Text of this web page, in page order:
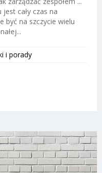
cały czas na
być na szczycie wielu
i porady